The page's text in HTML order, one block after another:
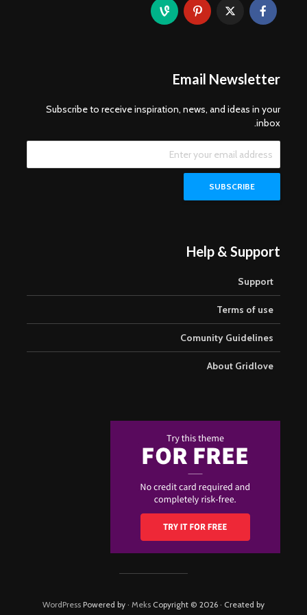
Email Newsletter
Subscribe to receive inspiration, news, and ideas in your
inbox.
Help & Support
Support
Terms of use
Comunity Guidelines
About Gridlove
Copyright © 2026 · Created by
Meks
· Powered by
WordPress